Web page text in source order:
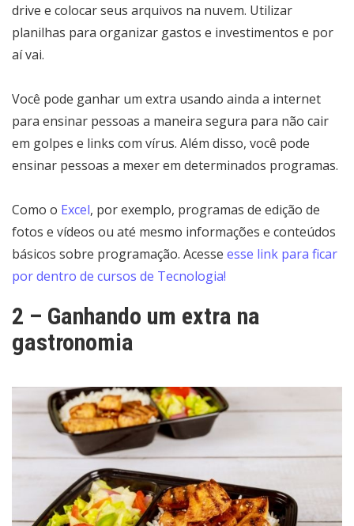
drive e colocar seus arquivos na nuvem. Utilizar
planilhas para organizar gastos e investimentos e por
aí vai.
Você pode ganhar um extra usando ainda a internet
para ensinar pessoas a maneira segura para não cair
em golpes e links com vírus. Além disso, você pode
ensinar pessoas a mexer em determinados programas.
Como o Excel, por exemplo, programas de edição de
fotos e vídeos ou até mesmo informações e conteúdos
básicos sobre programação. Acesse esse link para ficar
por dentro de cursos de Tecnologia!
2 – Ganhando um extra na
gastronomia